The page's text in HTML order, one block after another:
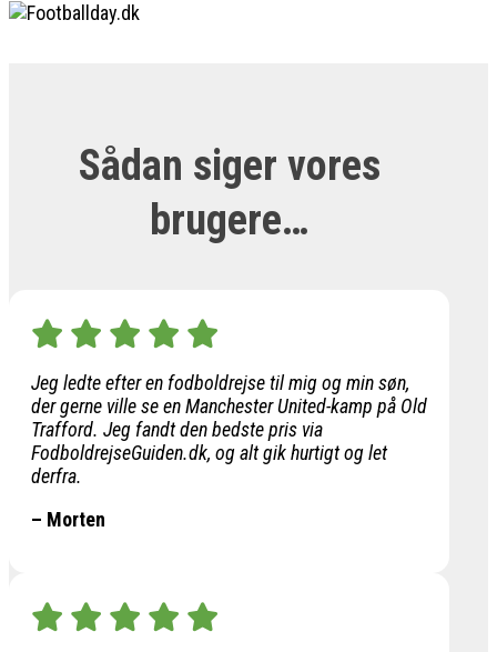
Sådan siger vores
brugere…
Jeg ledte efter en fodboldrejse til mig og min søn,
der gerne ville se en Manchester United-kamp på Old
Trafford. Jeg fandt den bedste pris via
FodboldrejseGuiden.dk, og alt gik hurtigt og let
derfra.
– Morten